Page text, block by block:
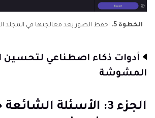
الخطوة 5. احفظ الصور بعد معالجتها في المجلد
أدوات ذكاء اصطناعي
المشوشة
الجزء 3: الأسئلة